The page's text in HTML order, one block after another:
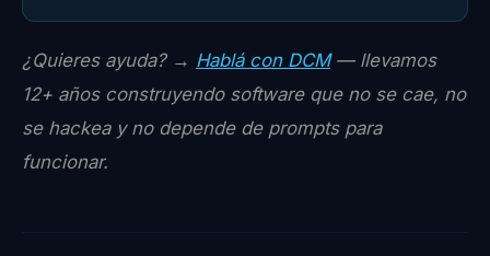
¿Quieres ayuda? → Hablá con DCM— llevamos
12+ años construyendo software que no se cae, no
se hackea y no depende de prompts para
funcionar.